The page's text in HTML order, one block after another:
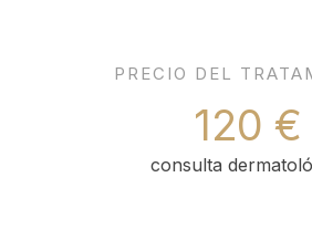
PRECIO DEL
120 €
consulta